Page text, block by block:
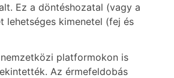
Ez a döntéshozatal (vagy a
lehetséges kimenetel (fej és
platformokon is
Az érmefeldobás